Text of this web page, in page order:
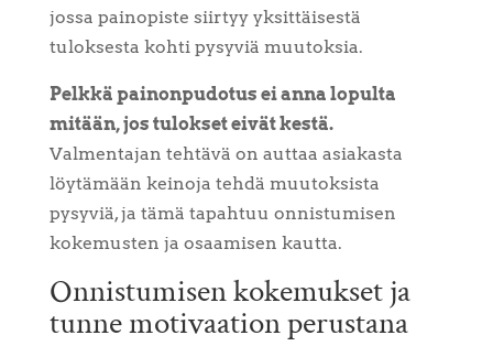
jossa painopiste siirtyy yksittäisestä
tuloksesta kohti pysyviä muutoksia.
Pelkkä painonpudotus ei anna lopulta
mitään, jos tulokset eivät kestä.
Valmentajan tehtävä on auttaa asiakasta
löytämään keinoja tehdä muutoksista
pysyviä, ja tämä tapahtuu onnistumisen
kokemusten ja osaamisen kautta.
Onnistumisen kokemukset ja
tunne motivaation perustana